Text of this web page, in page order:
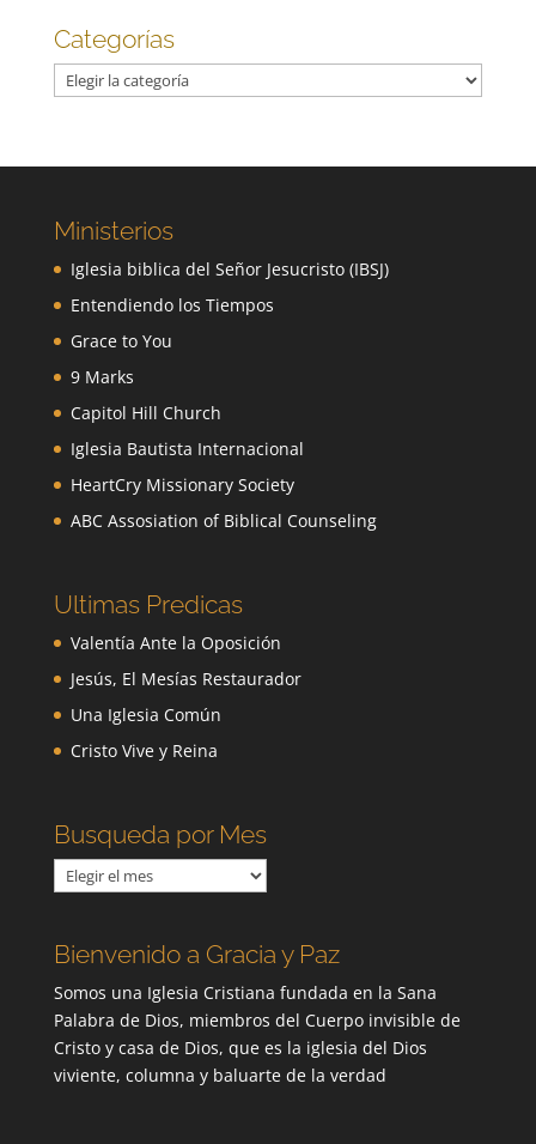
Categorías
Categorías
Ministerios
Iglesia biblica del Señor Jesucristo (IBSJ)
Entendiendo los Tiempos
Grace to You
9 Marks
Capitol Hill Church
Iglesia Bautista Internacional
HeartCry Missionary Society
ABC Assosiation of Biblical Counseling
Ultimas Predicas
Valentía Ante la Oposición
Jesús, El Mesías Restaurador
Una Iglesia Común
Cristo Vive y Reina
Busqueda por Mes
Busqueda
por
Bienvenido a Gracia y Paz
Somos una Iglesia Cristiana fundada en la Sana
Palabra de Dios, miembros del Cuerpo invisible de
Cristo y casa de Dios, que es la iglesia del Dios
viviente, columna y baluarte de la verdad